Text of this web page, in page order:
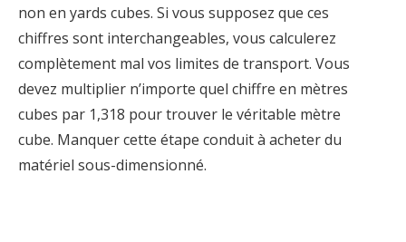
non en yards cubes. Si vous supposez que ces
chiffres sont interchangeables, vous calculerez
complètement mal vos limites de transport. Vous
devez multiplier n’importe quel chiffre en mètres
cubes par 1,318 pour trouver le véritable mètre
cube. Manquer cette étape conduit à acheter du
matériel sous-dimensionné.